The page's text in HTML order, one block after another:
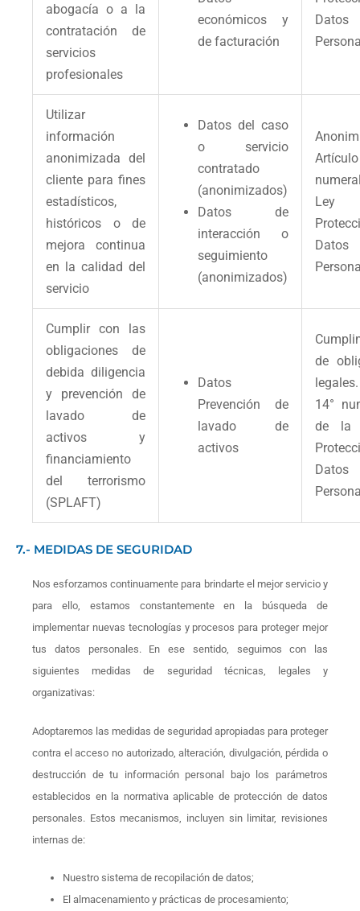
abogacía o a la
contratación de
servicios
profesionales
económicos y
de facturación
Datos
Utilizar
información
anonimizada del
cliente para fines
estadísticos,
históricos o de
mejora continua
en la calidad del
servicio
Datos del caso
o servicio
contratado
(anonimizados)
Datos de
interacción o
seguimiento
(anonimizados)
Datos
Cumplir con las
obligaciones de
debida diligencia
y prevención de
lavado de
activos y
financiamiento
del terrorismo
(SPLAFT)
Datos
Prevención de
lavado de
activos
de
14°
de la
Datos
7.- MEDIDAS DE SEGURIDAD
Nos esforzamos continuamente para brindarte el mejor servicio y
para ello, estamos constantemente en la búsqueda de
implementar nuevas tecnologías y procesos para proteger mejor
tus datos personales. En ese sentido, seguimos con las
siguientes medidas de seguridad técnicas, legales y
organizativas:
Adoptaremos las medidas de seguridad apropiadas para proteger
contra el acceso no autorizado, alteración, divulgación, pérdida o
destrucción de tu información personal bajo los parámetros
establecidos en la normativa aplicable de protección de datos
personales. Estos mecanismos, incluyen sin limitar, revisiones
internas de:
Nuestro sistema de recopilación de datos;
El almacenamiento y prácticas de procesamiento;